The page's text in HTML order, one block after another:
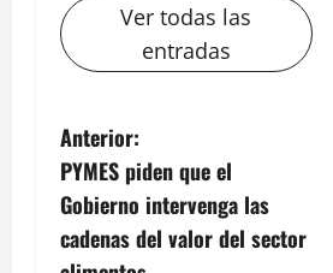
Ver todas las
entradas
N
a
v
Anterior:
PYMES piden que el
Gobierno intervenga las
cadenas del valor del sector